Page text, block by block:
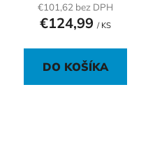
€101,62 bez DPH
€124,99 / KS
DO KOŠÍKA